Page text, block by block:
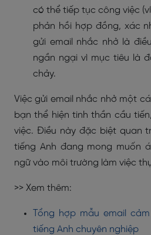
có thể tiếp tục công việc
phản hồi hợp đồng, xác
gửi email nhắc nhở là
ngần ngại vì mục tiêu là
chảy.
Việc gửi email nhắc nhở một
bạn thể hiện tinh thần cầu
việc. Điều này đặc biệt quan
tiếng Anh đang mong muốn
ngữ vào môi trường làm việc
>> Xem thêm:
Tổng hợp mẫu email
tiếng Anh chuyên nghiệp